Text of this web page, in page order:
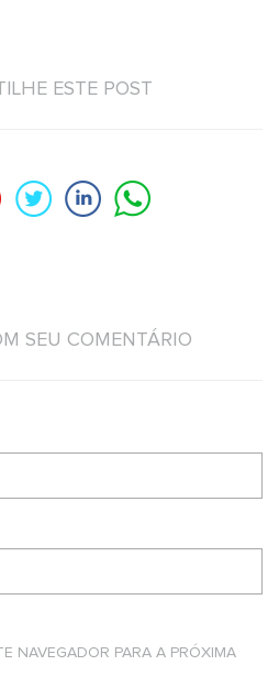
ESTE POST
SEU COMENTÁRIO
NAVEGADOR PARA A PRÓXIMA